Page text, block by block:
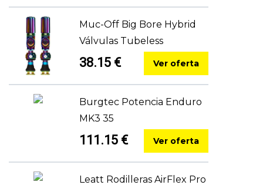
Muc-Off Big Bore Hybrid
Válvulas Tubeless
38.15 € Ver oferta
Burgtec Potencia Enduro
MK3 35
111.15 € Ver oferta
Leatt Rodilleras AirFlex Pro